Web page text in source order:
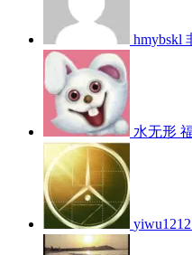
hmybskl
水无形
yiwu1212